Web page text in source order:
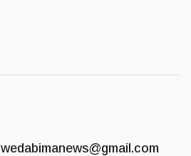
wedabimanews@gmail.com